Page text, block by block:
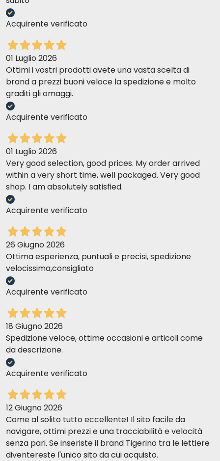
Acquirente verificato
01 Luglio 2026
Ottimi i vostri prodotti avete una vasta scelta di
brand a prezzi buoni veloce la spedizione e molto
graditi gli omaggi.
Acquirente verificato
01 Luglio 2026
Very good selection, good prices. My order arrived
within a very short time, well packaged. Very good
shop. I am absolutely satisfied.
Acquirente verificato
26 Giugno 2026
Ottima esperienza, puntuali e precisi, spedizione
velocissima,consigliato
Acquirente verificato
18 Giugno 2026
Spedizione veloce, ottime occasioni e articoli come
da descrizione.
Acquirente verificato
12 Giugno 2026
Come al solito tutto eccellente! Il sito facile da
navigare, ottimi prezzi e una tracciabilità e velocità
senza pari. Se inseriste il brand Tigerino tra le lettiere
diventereste l'unico sito da cui acquisto.